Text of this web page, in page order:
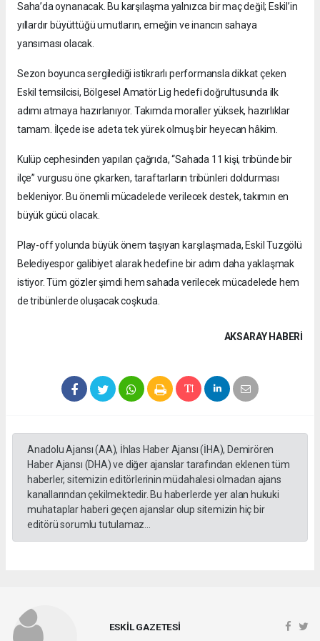
Saha’da oynanacak. Bu karşılaşma yalnızca bir maç değil; Eskil’in
yıllardır büyüttüğü umutların, emeğin ve inancın sahaya
yansıması olacak.
Sezon boyunca sergilediği istikrarlı performansla dikkat çeken
Eskil temsilcisi, Bölgesel Amatör Lig hedefi doğrultusunda ilk
adımı atmaya hazırlanıyor. Takımda moraller yüksek, hazırlıklar
tamam. İlçede ise adeta tek yürek olmuş bir heyecan hâkim.
Kulüp cephesinden yapılan çağrıda, “Sahada 11 kişi, tribünde bir
ilçe” vurgusu öne çıkarken, taraftarların tribünleri doldurması
bekleniyor. Bu önemli mücadelede verilecek destek, takımın en
büyük gücü olacak.
Play-off yolunda büyük önem taşıyan karşılaşmada, Eskil Tuzgölü
Belediyespor galibiyet alarak hedefine bir adım daha yaklaşmak
istiyor. Tüm gözler şimdi hem sahada verilecek mücadelede hem
de tribünlerde oluşacak coşkuda.
AKSARAY HABERİ
Anadolu Ajansı (AA), İhlas Haber Ajansı (İHA), Demirören
Haber Ajansı (DHA) ve diğer ajanslar tarafından eklenen tüm
haberler, sitemizin editörlerinin müdahalesi olmadan ajans
kanallarından çekilmektedir. Bu haberlerde yer alan hukuki
muhataplar haberi geçen ajanslar olup sitemizin hiç bir
editörü sorumlu tutulamaz...
ESKİL GAZETESİ